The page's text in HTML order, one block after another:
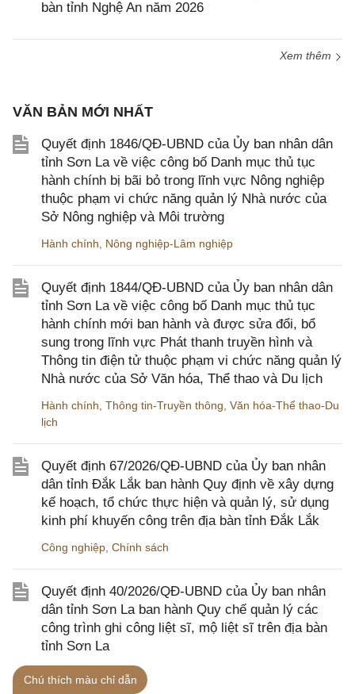
bàn tỉnh Nghệ An năm 2026
Xem thêm
VĂN BẢN MỚI NHẤT
Quyết định 1846/QĐ-UBND của Ủy ban nhân dân
tỉnh Sơn La về việc công bố Danh mục thủ tục
hành chính bị bãi bỏ trong lĩnh vực Nông nghiệp
thuộc phạm vi chức năng quản lý Nhà nước của
Sở Nông nghiệp và Môi trường
Hành chính, Nông nghiệp-Lâm nghiệp
Quyết định 1844/QĐ-UBND của Ủy ban nhân dân
tỉnh Sơn La về việc công bố Danh mục thủ tục
hành chính mới ban hành và được sửa đổi, bổ
sung trong lĩnh vực Phát thanh truyền hình và
Thông tin điện tử thuộc phạm vi chức năng quản lý
Nhà nước của Sở Văn hóa, Thể thao và Du lịch
Hành chính, Thông tin-Truyền thông, Văn hóa-Thể thao-Du
lịch
Quyết định 67/2026/QĐ-UBND của Ủy ban nhân
dân tỉnh Đắk Lắk ban hành Quy định về xây dựng
kế hoạch, tổ chức thực hiện và quản lý, sử dụng
kinh phí khuyến công trên địa bàn tỉnh Đắk Lắk
Công nghiệp, Chính sách
Quyết định 40/2026/QĐ-UBND của Ủy ban nhân
dân tỉnh Sơn La ban hành Quy chế quản lý các
công trình ghi công liệt sĩ, mộ liệt sĩ trên địa bàn
tỉnh Sơn La
Xây dựng
Chú thích màu chỉ dẫn